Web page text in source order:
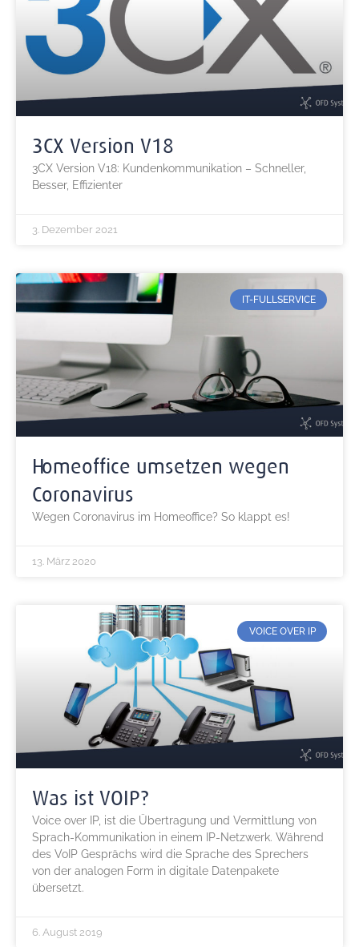
3CX Version V18
3CX Version V18: Kundenkommunikation – Schneller,
Besser, Effizienter
3. Dezember 2021
IT-FULLSERVICE
Homeoffice umsetzen wegen
Coronavirus
Wegen Coronavirus im Homeoffice? So klappt es!
13. März 2020
VOICE OVER IP
Was ist VOIP?
Voice over IP, ist die Übertragung und Vermittlung von
Sprach-Kommunikation in einem IP-Netzwerk. Während
des VoIP Gesprächs wird die Sprache des Sprechers
von der analogen Form in digitale Datenpakete
übersetzt.
6. August 2019